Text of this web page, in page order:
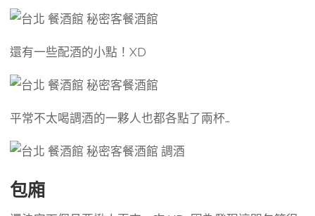
還有一些配酒的小點！XD
平常不太喝調酒的一夥人也都各點了兩杯…
包廂